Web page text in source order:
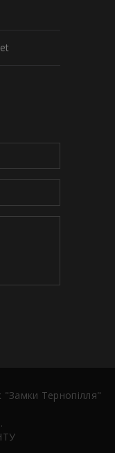
"Замки Тернопілля"